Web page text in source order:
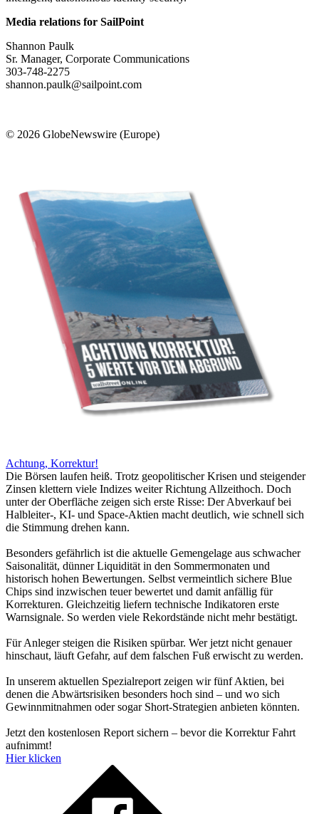
Media relations for SailPoint
Shannon Paulk
Sr. Manager, Corporate Communications
303-748-2275
shannon.paulk@sailpoint.com
© 2026 GlobeNewswire (Europe)
Achtung, Korrektur!
Die Börsen laufen heiß. Trotz geopolitischer Krisen und steigender
Zinsen klettern viele Indizes weiter Richtung Allzeithoch. Doch
unter der Oberfläche zeigen sich erste Risse: Der Abverkauf bei
Halbleiter-, KI- und Space-Aktien macht deutlich, wie schnell sich
die Stimmung drehen kann.
Besonders gefährlich ist die aktuelle Gemengelage aus schwacher
Saisonalität, dünner Liquidität in den Sommermonaten und
historisch hohen Bewertungen. Selbst vermeintlich sichere Blue
Chips sind inzwischen teuer bewertet und damit anfällig für
Korrekturen. Gleichzeitig liefern technische Indikatoren erste
Warnsignale. So werden viele Rekordstände nicht mehr bestätigt.
Für Anleger steigen die Risiken spürbar. Wer jetzt nicht genauer
hinschaut, läuft Gefahr, auf dem falschen Fuß erwischt zu werden.
In unserem aktuellen Spezialreport zeigen wir fünf Aktien, bei
denen die Abwärtsrisiken besonders hoch sind – und wo sich
Gewinnmitnahmen oder sogar Short-Strategien anbieten könnten.
Jetzt den kostenlosen Report sichern – bevor die Korrektur Fahrt
aufnimmt!
Hier klicken